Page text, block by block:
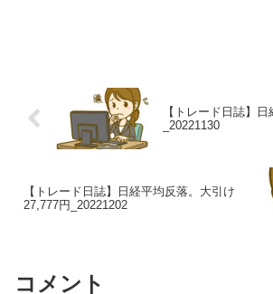
【トレード日誌】
_20221130
【トレード日誌】日経平均反落。大引け
27,777円_20221202
コメント